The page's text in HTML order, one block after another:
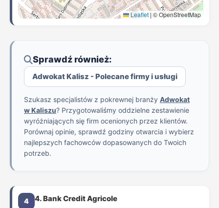
Leaflet | © OpenStreetMap
Sprawdź również:
Adwokat Kalisz - Polecane firmy i usługi
Szukasz specjalistów z pokrewnej branży Adwokat
w Kaliszu? Przygotowaliśmy oddzielne zestawienie
wyróżniających się firm ocenionych przez klientów.
Porównaj opinie, sprawdź godziny otwarcia i wybierz
najlepszych fachowców dopasowanych do Twoich
potrzeb.
4 4. Bank Credit Agricole